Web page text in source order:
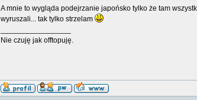
A mnie to wygląda podejrzanie japońsko tylko że tam
wyruszali... tak tylko strzelam
Nie czuję jak offtopuję.